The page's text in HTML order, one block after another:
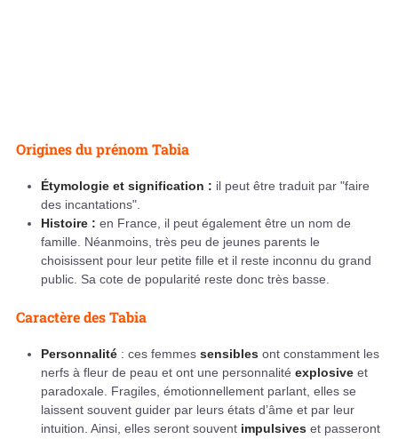
Origines du prénom Tabia
Étymologie et signification : il peut être traduit par "faire
des incantations".
Histoire : en France, il peut également être un nom de
famille. Néanmoins, très peu de jeunes parents le
choisissent pour leur petite fille et il reste inconnu du grand
public. Sa cote de popularité reste donc très basse.
Caractère des Tabia
Personnalité : ces femmes sensibles ont constamment les
nerfs à fleur de peau et ont une personnalité explosive et
paradoxale. Fragiles, émotionnellement parlant, elles se
laissent souvent guider par leurs états d’âme et par leur
intuition. Ainsi, elles seront souvent impulsives et passeront